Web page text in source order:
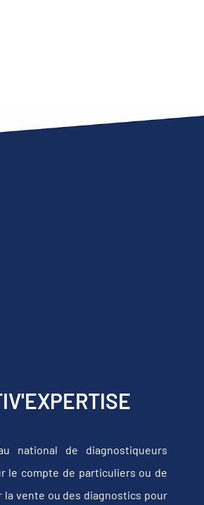
national de diagnostiqueurs
le compte de particuliers ou de
vente ou des diagnostics pour